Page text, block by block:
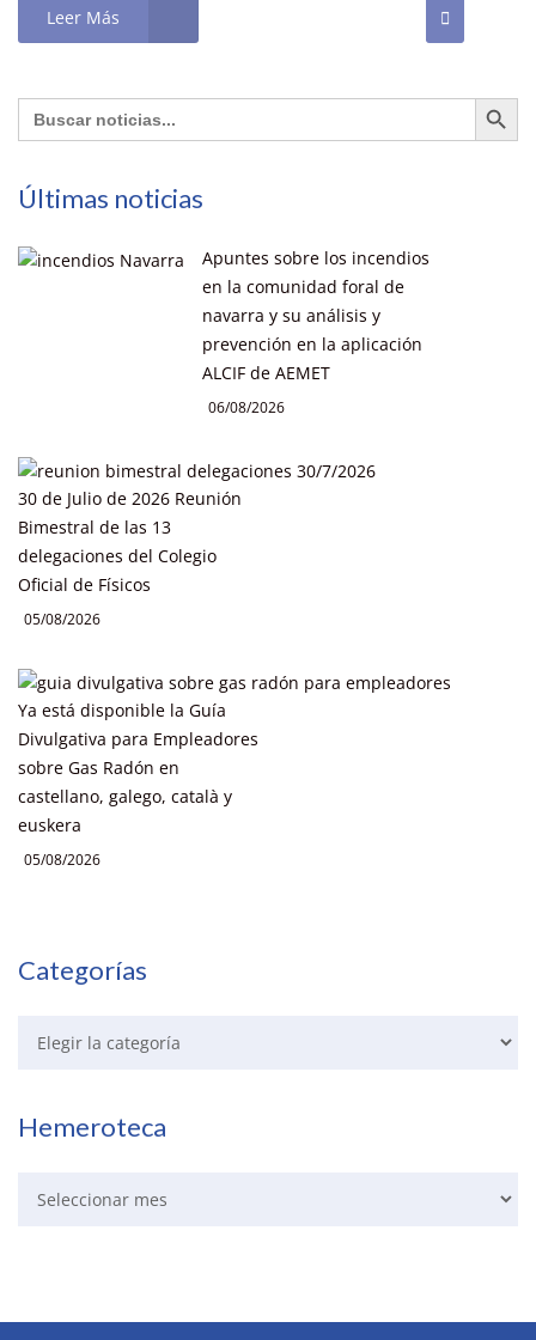
Leer Más
Buscar: Botón de
Últimas noticias
Apuntes sobre los incendios
en la comunidad foral de
navarra y su análisis y
prevención en la aplicación
ALCIF de AEMET
06/08/2026
30 de Julio de 2026 Reunión
Bimestral de las 13
delegaciones del Colegio
Oficial de Físicos
05/08/2026
Ya está disponible la Guía
Divulgativa para Empleadores
sobre Gas Radón en
castellano, galego, català y
euskera
05/08/2026
Categorías
Hemeroteca